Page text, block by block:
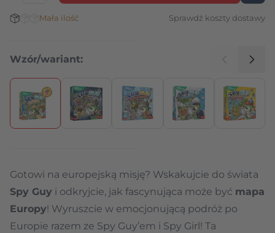
Stan magazynowy:
Mała ilość Sprawdź koszty dostawy
Wzór/wariant:
Naciśnij, aby pominąć karuzelę
Gotowi na europejską misję? Wskakujcie do świata
Spy Guy i odkryjcie, jak fascynująca może być mapa
Europy! Wyruszcie w emocjonującą podróż po
Europie razem ze Spy Guy’em i Spy Girl! Ta